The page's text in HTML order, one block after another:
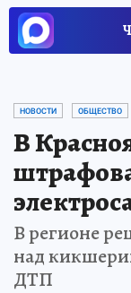
НОВОСТИ ОБЩЕСТВО
В
В регионе
над
ДТП